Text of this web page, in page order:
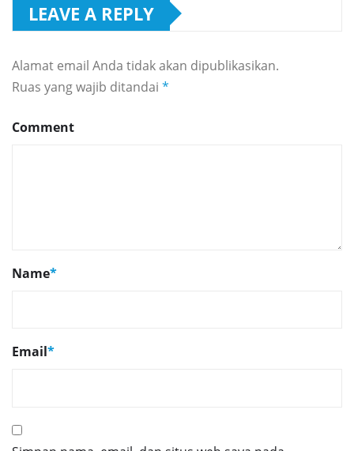
LEAVE A REPLY
Alamat email Anda tidak akan dipublikasikan.
Ruas yang wajib ditandai *
Comment
Name*
Email*